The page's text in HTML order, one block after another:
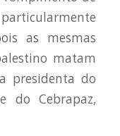
as mesmas
matam
presidenta do
do Cebrapaz,